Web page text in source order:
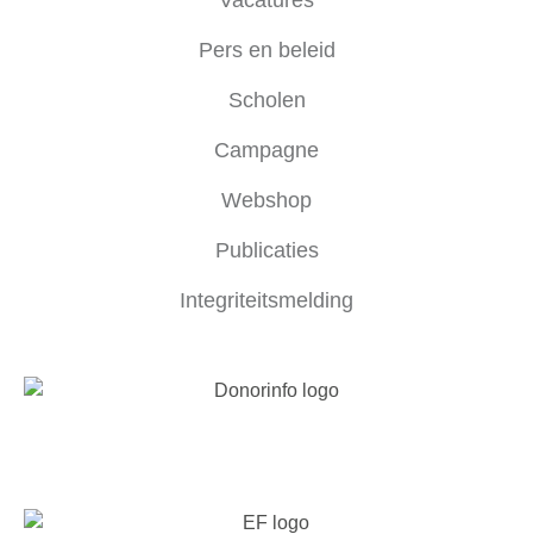
Pers en beleid
Scholen
Campagne
Webshop
Publicaties
Integriteitsmelding